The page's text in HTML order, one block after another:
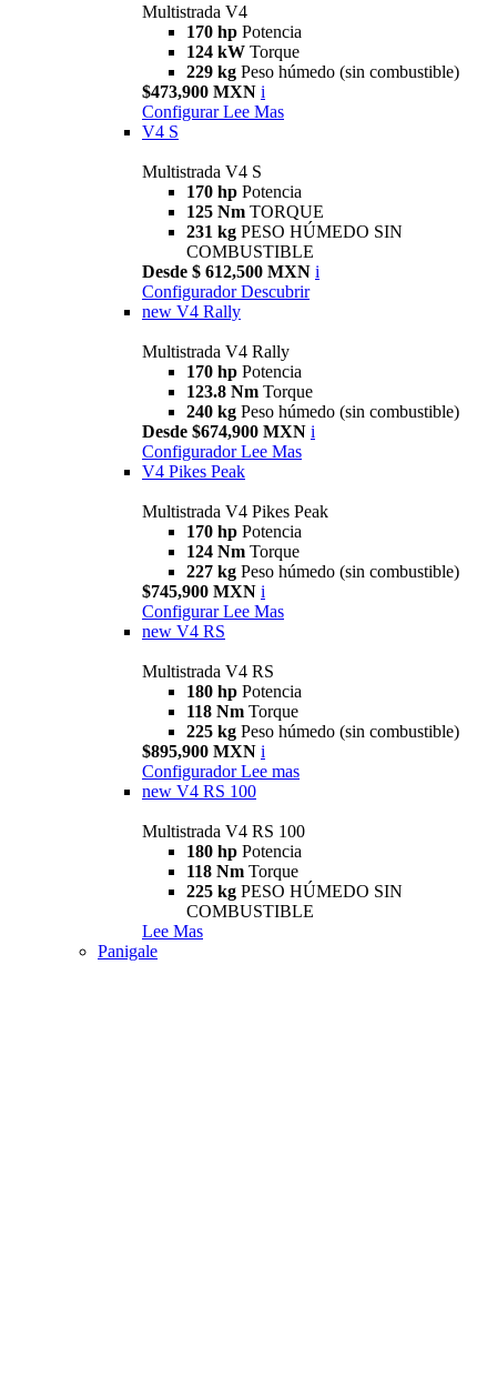
Multistrada V4
170 hp Potencia
124 kW Torque
229 kg Peso húmedo (sin combustible)
$473,900 MXN i
Configurar Lee Mas
V4 S
Multistrada V4 S
170 hp Potencia
125 Nm TORQUE
231 kg PESO HÚMEDO SIN
COMBUSTIBLE
Desde $ 612,500 MXN i
Configurador Descubrir
new V4 Rally
Multistrada V4 Rally
170 hp Potencia
123.8 Nm Torque
240 kg Peso húmedo (sin combustible)
Desde $674,900 MXN i
Configurador Lee Mas
V4 Pikes Peak
Multistrada V4 Pikes Peak
170 hp Potencia
124 Nm Torque
227 kg Peso húmedo (sin combustible)
$745,900 MXN i
Configurar Lee Mas
new V4 RS
Multistrada V4 RS
180 hp Potencia
118 Nm Torque
225 kg Peso húmedo (sin combustible)
$895,900 MXN i
Configurador Lee mas
new V4 RS 100
Multistrada V4 RS 100
180 hp Potencia
118 Nm Torque
225 kg PESO HÚMEDO SIN
COMBUSTIBLE
Lee Mas
Panigale